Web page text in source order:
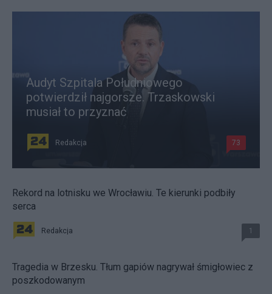
Audyt Szpitala Południowego
potwierdził najgorsze. Trzaskowski
musiał to przyznać
Redakcja 73
Rekord na lotnisku we Wrocławiu. Te kierunki podbiły
serca
Redakcja 1
Tragedia w Brzesku. Tłum gapiów nagrywał śmigłowiec z
poszkodowanym